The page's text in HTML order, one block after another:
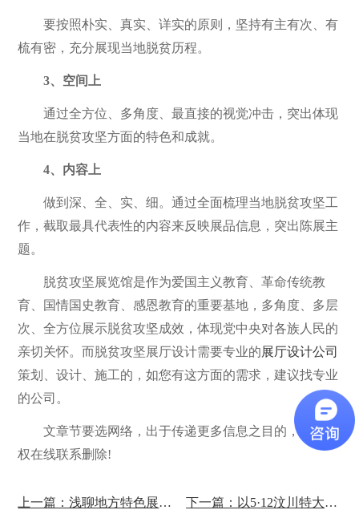
要按照朴实、真实、详实的原则，坚持有主有次、有
梳有密，充分展现当地脱贫历程。
3、空间上
通过全方位、多角度、最直接的视觉冲击，突出体现
当地在脱贫攻坚方面的特色和成就。
4、内容上
做到深、全、实、细。通过全面梳理当地脱贫攻坚工
作，截取最具代表性的内容来反映展品信息，突出陈展主
题。
脱贫攻坚展览馆是作为爱国主义教育、革命传统教
育、国情国史教育、感恩教育的重要基地，多角度、多层
次、全方位展示脱贫攻坚成效，体现党中央对各族人民的
亲切关怀。而脱贫攻坚展厅设计需要专业的展厅设计公司
策划、设计、施工的，如您有这方面的需求，建议找专业
的公司。
文章节要选网络，出于传递更多信息之目的，如有侵
权在线联系删除!
上一篇：浅聊地方特色展厅设计怎么做! 下一篇：以5·12汶川特大地震谈谈地震纪念馆建设的意义!